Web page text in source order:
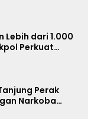
Lebih dari 1.000
Perkuat
Perak
Narkoba